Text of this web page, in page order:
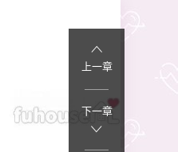
上一章
下一章